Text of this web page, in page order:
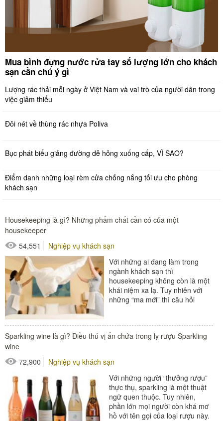
Mua bình đựng nước rửa tay số lượng lớn cho khách
sạn cần chú ý gì
Lượng rác thải mỗi ngày ở Việt Nam và vai trò của người dân trong
việc giảm thiểu
Đôi nét về thùng rác nhựa Poliva
Bục phát biểu giảng đường dễ hỏng xuống cấp, VÌ SAO?
Điểm danh những loại rèm cửa chống nắng tối ưu cho phòng
khách sạn
Housekeeping là gì? Những phẩm chất cần có của một
housekeeper
54,551
Nghiệp vụ khách sạn
Với những ai đang làm trong
ngành khách sạn thì
housekeeping không còn là một
khái niệm xa lạ. Tuy nhiên với
những “ma mới” thì câu hỏi
#xe giặt là
Sparkling wine là gì? Điều thú vị ẩn chứa trong ly rượu Sparkling
wine
72,900
Nghiệp vụ khách sạn
Với những người “thưởng rượu”
thực thụ, sparkling là một thuật
ngữ quen thuộc. Tuy nhiên,
phần lớn mọi người còn khá mơ
hồ với tên gọi của loại rượu này.